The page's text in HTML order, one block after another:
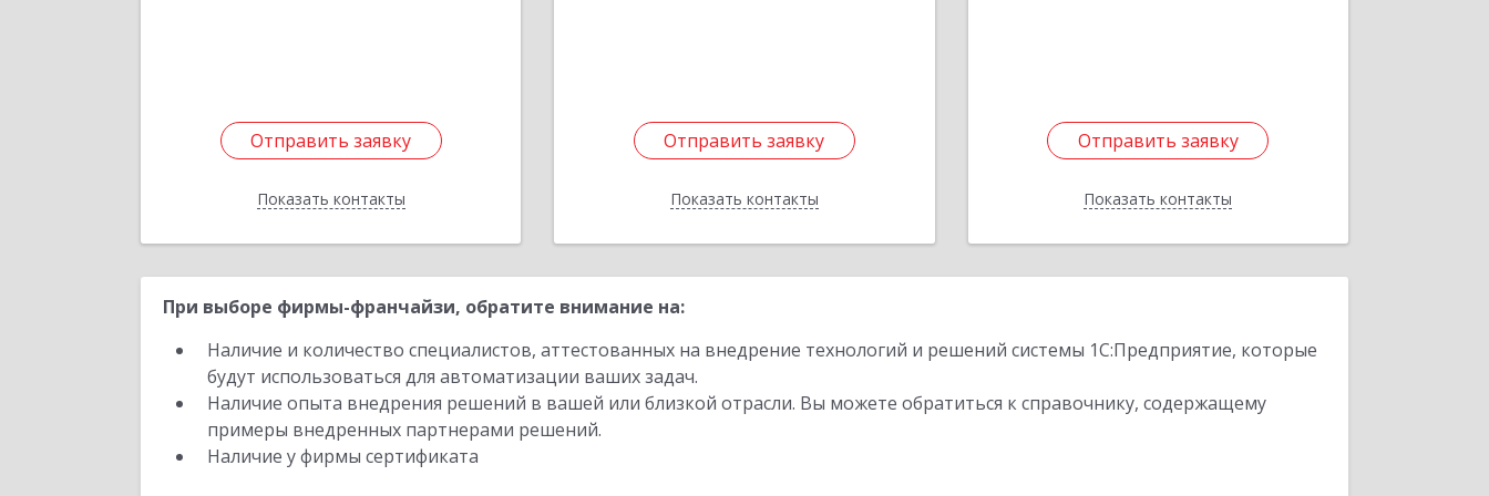
Отправить заявку
Показать контакты
Отправить заявку
Назад
Отправить заявку
Показать контакты
Отправить заявку
Назад
Отправить заявку
Показать контакты
Отправить заявку
Назад
При выборе фирмы-франчайзи, обратите внимание на:
Наличие и количество специалистов, аттестованных на внедрение технологий и решений системы 1С:Предприятие, которые
будут использоваться для автоматизации ваших задач.
Наличие опыта внедрения решений в вашей или близкой отрасли. Вы можете обратиться к справочнику, содержащему
примеры внедренных партнерами решений.
Наличие у фирмы сертификата